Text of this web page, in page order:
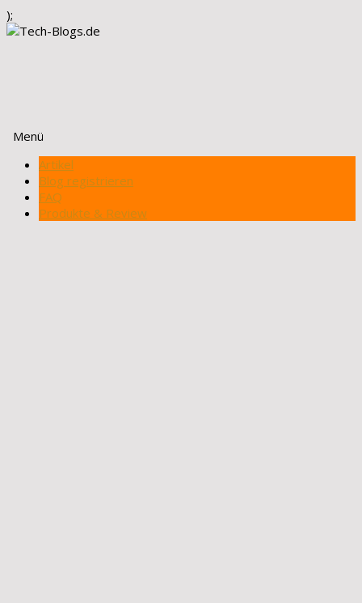
);
Menü
Zum
Inhalt
springen
Artikel
Blog registrieren
FAQ
Produkte & Review